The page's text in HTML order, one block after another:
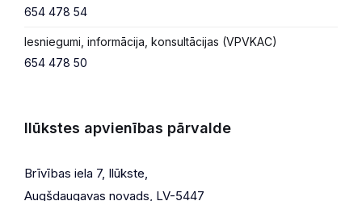
654 478 54
Iesniegumi, informācija, konsultācijas (VPVKAC)
654 478 50
Ilūkstes apvienības pārvalde
Brīvības iela 7, Ilūkste,
Augšdaugavas novads, LV-5447